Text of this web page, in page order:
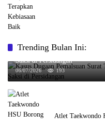
Trending Bulan Ini:
Kasus Dugaan Pemalsuan
Saksi di Persidangan
06/07/2026 193
Atlet Taekwondo